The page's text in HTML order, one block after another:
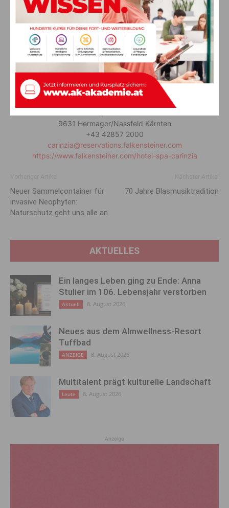
Falkensteiner Hotel & SPA Carinzia
9631 Hermagor/Nassfeld Kärnten
+43 42857 2000
carinzia@reservations.falkensteiner.com
https://www.falkensteiner.com/hotel-spa-carinzia
Neuer Sammelcontainer für
invasive Neophyten:
Naturschutz geht uns alle an
70 Jahre Blasmusiktradition
AKTUELLES
Ein langes Leben ging zu Ende: Anna
Stulier im 106. Lebensjahr verstorben
Aktuell 8. August 2026
Neues aus dem Almwellness-Resort
Tuffbad
ANZEIGE 8. August 2026
Multitalent prägt kulturelle Landschaft
Leute 8. August 2026
Anzeige